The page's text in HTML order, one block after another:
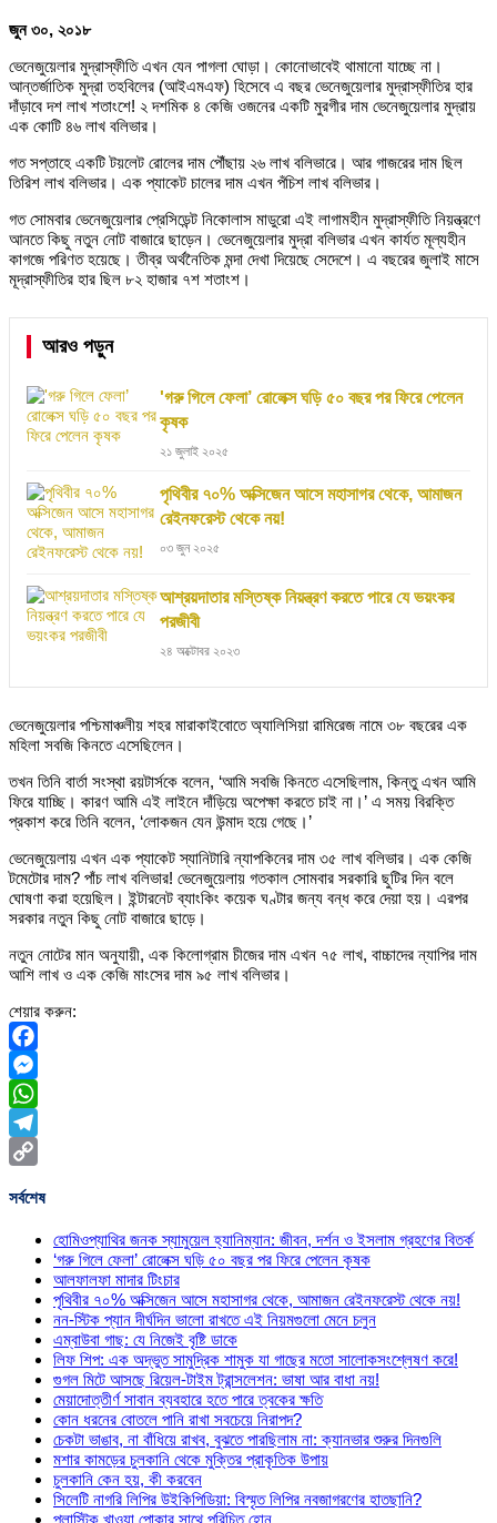
জুন ৩০, ২০১৮
ভেনেজুয়েলার মুদ্রাস্ফীতি এখন যেন পাগলা ঘোড়া। কোনোভাবেই থামানো যাচ্ছে না।
আন্তর্জাতিক মুদ্রা তহবিলের (আইএমএফ) হিসেবে এ বছর ভেনেজুয়েলার মুদ্রাস্ফীতির হার
দাঁড়াবে দশ লাখ শতাংশে! ২ দশমিক ৪ কেজি ওজনের একটি মুরগীর দাম ভেনেজুয়েলার মুদ্রায়
এক কোটি ৪৬ লাখ বলিভার।
গত সপ্তাহে একটি টয়লেট রোলের দাম পৌঁছায় ২৬ লাখ বলিভারে। আর গাজরের দাম ছিল
তিরিশ লাখ বলিভার। এক প্যাকেট চালের দাম এখন পঁচিশ লাখ বলিভার।
গত সোমবার ভেনেজুয়েলার প্রেসিডেন্ট নিকোলাস মাডুরো এই লাগামহীন মুদ্রাস্ফীতি নিয়ন্ত্রণে
আনতে কিছু নতুন নোট বাজারে ছাড়েন। ভেনেজুয়েলার মুদ্রা বলিভার এখন কার্যত মূল্যহীন
কাগজে পরিণত হয়েছে। তীব্র অর্থনৈতিক মন্দা দেখা দিয়েছে সেদেশে। এ বছরের জুলাই মাসে
মূদ্রাস্ফীতির হার ছিল ৮২ হাজার ৭শ শতাংশ।
আরও পড়ুন
'গরু গিলে ফেলা’ রোলেক্স ঘড়ি ৫০ বছর পর ফিরে পেলেন
কৃষক
২১ জুলাই ২০২৫
পৃথিবীর ৭০% অক্সিজেন আসে মহাসাগর থেকে, আমাজন
রেইনফরেস্ট থেকে নয়!
০৩ জুন ২০২৫
আশ্রয়দাতার মস্তিষ্ক নিয়ন্ত্রণ করতে পারে যে ভয়ংকর
পরজীবী
২৪ অক্টোবর ২০২৩
ভেনেজুয়েলার পশ্চিমাঞ্চলীয় শহর মারাকাইবোতে অ্যালিসিয়া রামিরেজ নামে ৩৮ বছরের এক
মহিলা সবজি কিনতে এসেছিলেন।
তখন তিনি বার্তা সংস্থা রয়টার্সকে বলেন, ‘আমি সবজি কিনতে এসেছিলাম, কিন্তু এখন আমি
ফিরে যাচ্ছি। কারণ আমি এই লাইনে দাঁড়িয়ে অপেক্ষা করতে চাই না।’ এ সময় বিরক্তি
প্রকাশ করে তিনি বলেন, ‘লোকজন যেন উন্মাদ হয়ে গেছে।’
ভেনেজুয়েলায় এখন এক প্যাকেট স্যানিটারি ন্যাপকিনের দাম ৩৫ লাখ বলিভার। এক কেজি
টমেটোর দাম? পাঁচ লাখ বলিভার! ভেনেজুয়েলায় গতকাল সোমবার সরকারি ছুটির দিন বলে
ঘোষণা করা হয়েছিল। ইন্টারনেট ব্যাংকিং কয়েক ঘণ্টার জন্য বন্ধ করে দেয়া হয়। এরপর
সরকার নতুন কিছু নোট বাজারে ছাড়ে।
নতুন নোটের মান অনুযায়ী, এক কিলোগ্রাম চীজের দাম এখন ৭৫ লাখ, বাচ্চাদের ন্যাপির দাম
আশি লাখ ও এক কেজি মাংসের দাম ৯৫ লাখ বলিভার।
শেয়ার করুন:
Facebook
Messenger
WhatsApp
Telegram
Link
সর্বশেষ
হোমিওপ্যাথির জনক স্যামুয়েল হ্যানিম্যান: জীবন, দর্শন ও ইসলাম গ্রহণের বিতর্ক
‘গরু গিলে ফেলা’ রোলেক্স ঘড়ি ৫০ বছর পর ফিরে পেলেন কৃষক
আলফালফা মাদার টিংচার
পৃথিবীর ৭০% অক্সিজেন আসে মহাসাগর থেকে, আমাজন রেইনফরেস্ট থেকে নয়!
নন-স্টিক প্যান দীর্ঘদিন ভালো রাখতে এই নিয়মগুলো মেনে চলুন
এম্বাউবা গাছ: যে নিজেই বৃষ্টি ডাকে
লিফ শিপ: এক অদ্ভুত সামুদ্রিক শামুক যা গাছের মতো সালোকসংশ্লেষণ করে!
গুগল মিটে আসছে রিয়েল-টাইম ট্রান্সলেশন: ভাষা আর বাধা নয়!
মেয়াদোত্তীর্ণ সাবান ব্যবহারে হতে পারে ত্বকের ক্ষতি
কোন ধরনের বোতলে পানি রাখা সবচেয়ে নিরাপদ?
চেকটা ভাঙাব, না বাঁধিয়ে রাখব, বুঝতে পারছিলাম না: ক্যানভার শুরুর দিনগুলি
মশার কামড়ের চুলকানি থেকে মুক্তির প্রাকৃতিক উপায়
চুলকানি কেন হয়, কী করবেন
সিলেটি নাগরি লিপির উইকিপিডিয়া: বিস্মৃত লিপির নবজাগরণের হাতছানি?
প্লাস্টিক খাওয়া পোকার সাথে পরিচিত হোন